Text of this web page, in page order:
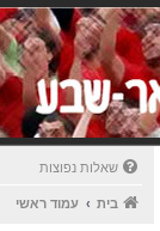
שאלות נפוצות
בית עמוד ראשי